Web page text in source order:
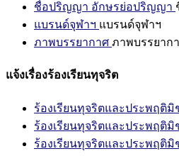
ชื่อปริญญา อักษรย่อปริญญา
แบรนด์จุฬาฯ แบรนด์จุฬาฯ
ภาพบรรยากาศ ภาพบรรยาก
แจ้งเรื่องร้องเรียนทุจริต
ร้องเรียนทุจริตและประพฤติมิ
ร้องเรียนทุจริตและประพฤติมิ
ร้องเรียนทุจริตและประพฤติมิ